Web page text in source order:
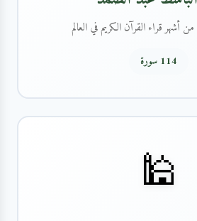
قراء القرآن الكريم في العالم
114 سورة
🕌